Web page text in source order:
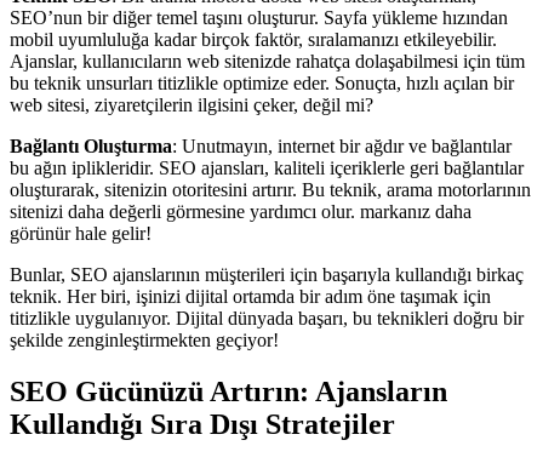
SEO’nun bir diğer temel taşını oluşturur. Sayfa yükleme hızından
mobil uyumluluğa kadar birçok faktör, sıralamanızı etkileyebilir.
Ajanslar, kullanıcıların web sitenizde rahatça dolaşabilmesi için tüm
bu teknik unsurları titizlikle optimize eder. Sonuçta, hızlı açılan bir
web sitesi, ziyaretçilerin ilgisini çeker, değil mi?
Bağlantı Oluşturma: Unutmayın, internet bir ağdır ve bağlantılar
bu ağın iplikleridir. SEO ajansları, kaliteli içeriklerle geri bağlantılar
oluşturarak, sitenizin otoritesini artırır. Bu teknik, arama motorlarının
sitenizi daha değerli görmesine yardımcı olur. markanız daha
görünür hale gelir!
Bunlar, SEO ajanslarının müşterileri için başarıyla kullandığı birkaç
teknik. Her biri, işinizi dijital ortamda bir adım öne taşımak için
titizlikle uygulanıyor. Dijital dünyada başarı, bu teknikleri doğru bir
şekilde zenginleştirmekten geçiyor!
SEO Gücünüzü Artırın: Ajansların
Kullandığı Sıra Dışı Stratejiler